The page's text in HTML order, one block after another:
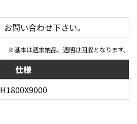
お問い合わせ下さい。
※基本は週末納品、 週明け回収となります。
仕様
H1800X9000